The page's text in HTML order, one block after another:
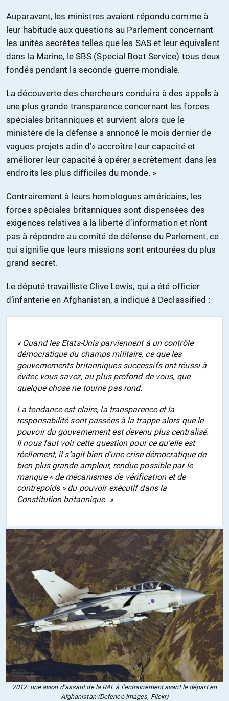
Auparavant, les ministres avaient répondu comme à
leur habitude aux questions au Parlement concernant
les unités secrètes telles que les SAS et leur équivalent
dans la Marine, le SBS (Special Boat Service) tous deux
fondés pendant la seconde guerre mondiale.
La découverte des chercheurs conduira à des appels à
une plus grande transparence concernant les forces
spéciales britanniques et survient alors que le
ministère de la défense a annoncé le mois dernier de
vagues projets adin d’« accroître leur capacité et
améliorer leur capacité à opérer secrètement dans les
endroits les plus difficiles du monde. »
Contrairement à leurs homologues américains, les
forces spéciales britanniques sont dispensées des
exigences relatives à la liberté d’information et n’ont
pas à répondre au comité de défense du Parlement, ce
qui signifie que leurs missions sont entourées du plus
grand secret.
Le député travailliste Clive Lewis, qui a été officier
d’infanterie en Afghanistan, a indiqué à Declassified :
« Quand les Etats-Unis parviennent à un contrôle
démocratique du champs militaire, ce que les
gouvernements britanniques successifs ont réussi à
éviter, vous savez, au plus profond de vous, que
quelque chose ne tourne pas rond.
La tendance est claire, la transparence et la
responsabilité sont passées à la trappe alors que le
pouvoir du gouvernement est devenu plus centralisé.
Il nous faut voir cette question pour ce qu’elle est
réellement, il s’agit bien d’une crise démocratique de
bien plus grande ampleur, rendue possible par le
manque « de mécanismes de vérification et de
contrepoids » du pouvoir exécutif dans la
Constitution britannique. »
2012: une avion d’assaut de la RAF à l’entrainement avant le départ en
Afghanistan (Defence Images, Flickr)